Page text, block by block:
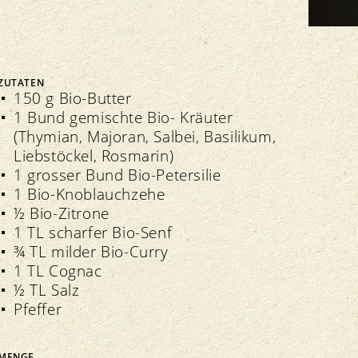
Richtlinien
Kontrolle
Import
Qualitätssicherung
Delegiertenversammlung
Extranet
Richtlinien
Bio-Symposium
Nationales Bioforschungsforum NBFF
Grand Prix
Regionale Märkte
150 g Bio-Butter
1 Bund gemischte Bio- Kräuter
(Thymian, Majoran, Salbei, Basilikum,
Liebstöckel, Rosmarin)
1 grosser Bund Bio-Petersilie
1 Bio-Knoblauchzehe
½ Bio-Zitrone
1 TL scharfer Bio-Senf
¾ TL milder Bio-Curry
1 TL Cognac
½ TL Salz
Pfeffer